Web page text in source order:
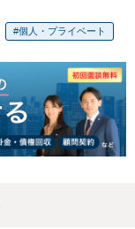
個人・プライベート